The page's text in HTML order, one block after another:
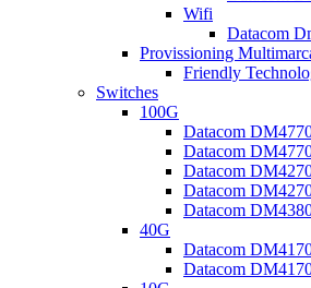
Wifi
Datacom
Provissioning
Friendly
Switches
100G
Datacom
Datacom
Datacom
Datacom
Datacom
40G
Datacom
Datacom